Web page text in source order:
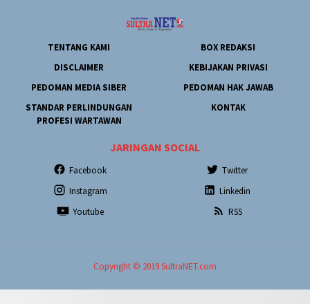
TENTANG KAMI
BOX REDAKSI
DISCLAIMER
KEBIJAKAN PRIVASI
PEDOMAN MEDIA SIBER
PEDOMAN HAK JAWAB
STANDAR PERLINDUNGAN
PROFESI WARTAWAN
KONTAK
JARINGAN SOCIAL
Facebook
Twitter
Instagram
Linkedin
Youtube
RSS
Copyright © 2019 SultraNET.com